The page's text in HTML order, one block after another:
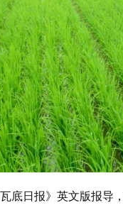
底日报》英文版报导